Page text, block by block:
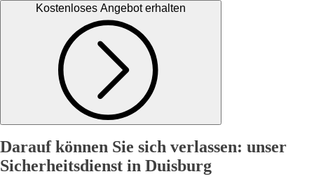
Kostenloses Angebot erhalten
Darauf können Sie sich verlassen: unser
Sicherheitsdienst in Duisburg